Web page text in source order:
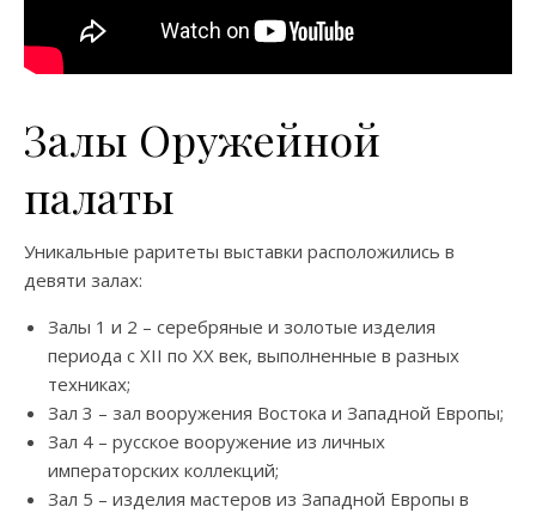
Залы Оружейной
палаты
Уникальные раритеты выставки расположились в
девяти залах:
Залы 1 и 2 – серебряные и золотые изделия
периода с XII по XX век, выполненные в разных
техниках;
Зал 3 – зал вооружения Востока и Западной Европы;
Зал 4 – русское вооружение из личных
императорских коллекций;
Зал 5 – изделия мастеров из Западной Европы в